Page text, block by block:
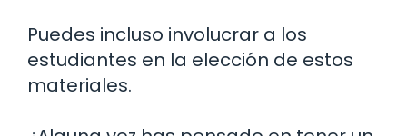
Puedes incluso involucrar a los
estudiantes en la elección de estos
materiales.